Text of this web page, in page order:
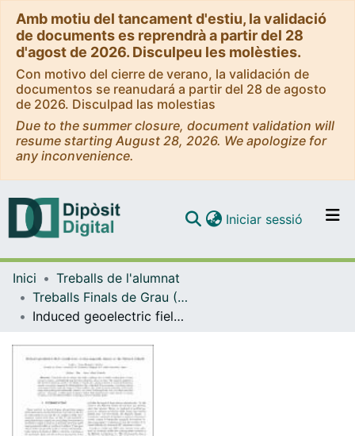
Amb motiu del tancament d'estiu, la validació
de documents es reprendrà a partir del 28
d'agost de 2026. Disculpeu les molèsties.
Con motivo del cierre de verano, la validación de
documentos se reanudará a partir del 28 de agosto
de 2026. Disculpad las molestias
Due to the summer closure, document validation will
resume starting August 28, 2026. We apologize for
any inconvenience.
Navega per tot el DD
Com publicar
Iniciar sessió (current)
Inici
Treballs de l'alumnat
Treballs Finals de Grau (TFG) - Física
Induced geoelectric field calculations during magnetic storms in the Balearic Islands